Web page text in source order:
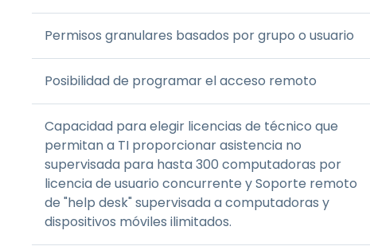
Permisos granulares basados por grupo o usuario
Posibilidad de programar el acceso remoto
Capacidad para elegir licencias de técnico que
permitan a TI proporcionar asistencia no
supervisada para hasta 300 computadoras por
licencia de usuario concurrente y Soporte remoto
de "help desk" supervisada a computadoras y
dispositivos móviles ilimitados.